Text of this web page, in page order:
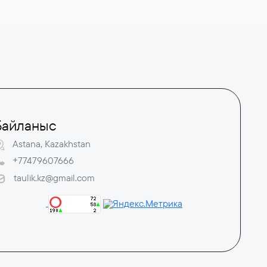
Astana, Kazakhstan
+77479607666
taulik.kz@gmail.com